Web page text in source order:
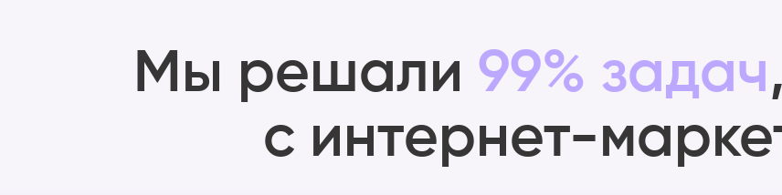
Мы решали 99% задач
с интернет-